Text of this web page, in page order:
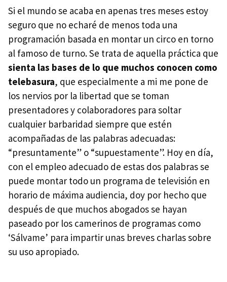
Si el mundo se acaba en apenas tres meses estoy
seguro que no echaré de menos toda una
programación basada en montar un circo en torno
al famoso de turno. Se trata de aquella práctica que
sienta las bases de lo que muchos conocen como
telebasura, que especialmente a mi me pone de
los nervios por la libertad que se toman
presentadores y colaboradores para soltar
cualquier barbaridad siempre que estén
acompañadas de las palabras adecuadas:
“presuntamente” o “supuestamente”. Hoy en día,
con el empleo adecuado de estas dos palabras se
puede montar todo un programa de televisión en
horario de máxima audiencia, doy por hecho que
después de que muchos abogados se hayan
paseado por los camerinos de programas como
‘Sálvame’ para impartir unas breves charlas sobre
su uso apropiado.